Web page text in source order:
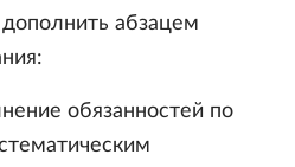
абзацем
обязанностей по